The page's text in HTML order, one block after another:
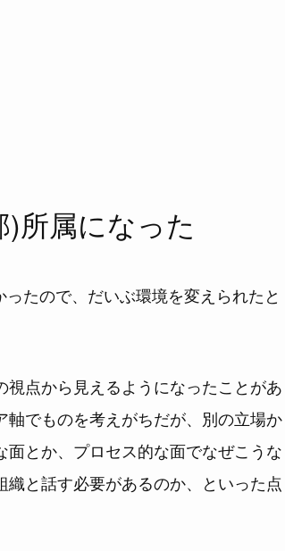
所属になった
たので、だいぶ環境を変えられたと
点から見えるようになったことがあ
でものを考えがちだが、別の立場か
とか、プロセス的な面でなぜこうな
と話す必要があるのか、といった点